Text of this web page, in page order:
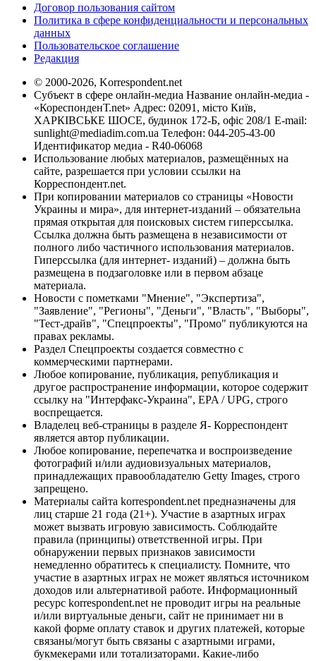
Договор пользования сайтом
Политика в сфере конфиденциальности и персональных
данных
Пользовательское соглашение
Редакция
© 2000-2026, Korrespondent.net
Субъект в сфере онлайн-медиа Название онлайн-медиа -
«КореспонденТ.net» Адрес: 02091, місто Київ,
ХАРКІВСЬКЕ ШОСЕ, будинок 172-Б, офіс 208/1 E-mail:
sunlight@mediadim.com.ua Телефон: 044-205-43-00
Идентификатор медиа - R40-06068
Использование любых материалов, размещённых на
сайте, разрешается при условии ссылки на
Корреспондент.net.
При копировании материалов со страницы «Новости
Украины и мира», для интернет-изданий – обязательна
прямая открытая для поисковых систем гиперссылка.
Ссылка должна быть размещена в независимости от
полного либо частичного использования материалов.
Гиперссылка (для интернет- изданий) – должна быть
размещена в подзаголовке или в первом абзаце
материала.
Новости с пометками "Мнение", "Экспертиза",
"Заявление", "Регионы", "Деньги", "Власть", "Выборы",
"Тест-драйв", "Спецпроекты", "Промо" публикуются на
правах рекламы.
Раздел Спецпроекты создается совместно с
коммерческими партнерами.
Любое копирование, публикация, републикация и
другое распространение информации, которое содержит
ссылку на "Интерфакс-Украина", EPA / UPG, строго
воспрещается.
Владелец веб-страницы в разделе Я- Корреспондент
является автор публикации.
Любое копирование, перепечатка и воспроизведение
фотографий и/или аудиовизуальных материалов,
принадлежащих правообладателю Getty Images, строго
запрещено.
Материалы сайта korrespondent.net предназначены для
лиц старше 21 года (21+). Участие в азартных играх
может вызвать игровую зависимость. Соблюдайте
правила (принципы) ответственной игры. При
обнаружении первых признаков зависимости
немедленно обратитесь к специалисту. Помните, что
участие в азартных играх не может являться источником
доходов или альтернативой работе. Информационный
ресурс korrespondent.net не проводит игры на реальные
и/или виртуальные деньги, сайт не принимает ни в
какой форме оплату ставок и других платежей, которые
связаны/могут быть связаны с азартными играми,
букмекерами или тотализаторами. Какие-либо